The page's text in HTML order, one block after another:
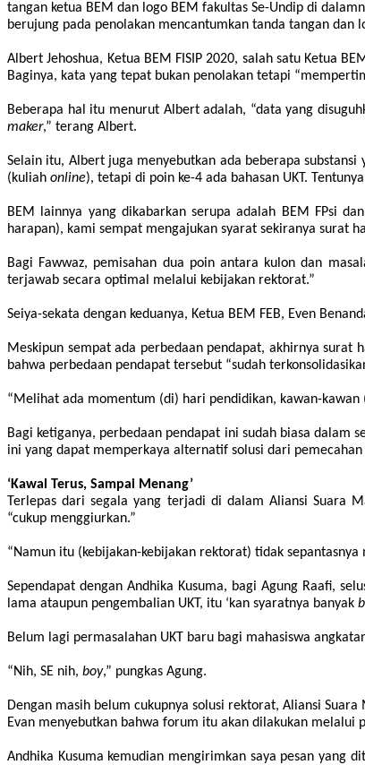
tangan ketua BEM dan logo BEM fakultas Se-Undip di
berujung pada penolakan mencantumkan tanda tangan dan
Albert Jehoshua, Ketua BEM FISIP 2020, salah satu Ketua
Baginya, kata yang tepat bukan penolakan tetapi
Beberapa hal itu menurut Albert adalah, “data yang
maker,” terang Albert.
Selain itu, Albert juga menyebutkan ada beberapa
(kuliah online), tetapi di poin ke-4 ada bahasan UKT.
BEM lainnya yang dikabarkanserupa adalah BEM FPsi
harapan), kami sempat mengajukan syarat sekiranya surat
Bagi Fawwaz, pemisahan dua poin antara kulon dan
terjawab secara optimal melalui kebijakan rektorat.”
Seiya-sekata dengan keduanya, Ketua BEM FEB, Even
Meskipun sempat ada perbedaan pendapat, akhirnya surat
bahwa perbedaan pendapat tersebut “sudah
“Melihat ada momentum (di) hari pendidikan, kawan-
Bagi ketiganya, perbedaan pendapat ini sudah biasa dalam
ini yang dapat memperkaya alternatif solusi dari
‘Kawal Terus, Sampai Menang’
Terlepas dari segala yang terjadi di dalam Aliansi Suara
“cukup menggiurkan.”
“Namun itu (kebijakan-kebijakan rektorat) tidak
Sependapat dengan Andhika Kusuma, bagi Agung Raafi,
lama ataupun pengembalian UKT, itu ‘kan syaratnya banyak
Belum lagi permasalahan UKT baru bagi mahasiswa
“Nih, SE nih, boy,” pungkas Agung.
Dengan masih belum cukupnya solusi rektorat, Aliansi
Evan menyebutkan bahwa forum itu akan dilakukan melalui
Andhika Kusuma kemudian mengirimkan saya pesan yang